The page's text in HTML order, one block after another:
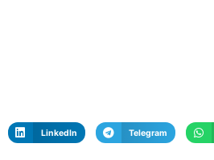
LinkedIn Telegram